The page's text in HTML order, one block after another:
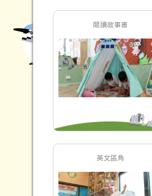
閱讀故事書
英文區角